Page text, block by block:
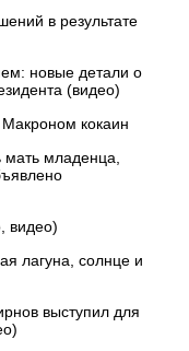
в результате
новые детали о
(видео)
Макроном кокаин
младенца,
видео)
лагуна, солнце и
выступил для